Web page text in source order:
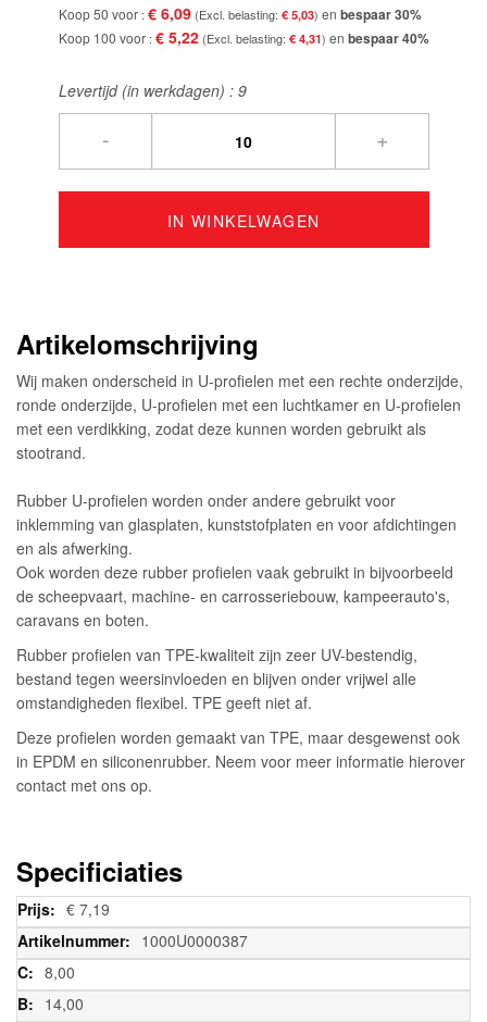
Koop 50 voor € 6,09 € 5,03 en bespaar30%
Koop 100 voor € 5,22 € 4,31 en bespaar40%
Levertijd (in werkdagen) : 9
- +
IN WINKELWAGEN
Artikelomschrijving
Wij maken onderscheid in U-profielen met een rechte onderzijde,
ronde onderzijde, U-profielen met een luchtkamer en U-profielen
met een verdikking, zodat deze kunnen worden gebruikt als
stootrand.
Rubber U-profielen worden onder andere gebruikt voor
inklemming van glasplaten, kunststofplaten en voor afdichtingen
en als afwerking.
Ook worden deze rubber profielen vaak gebruikt in bijvoorbeeld
de scheepvaart, machine- en carrosseriebouw, kampeerauto's,
caravans en boten.
Rubber profielen van TPE-kwaliteit zijn zeer UV-bestendig,
bestand tegen weersinvloeden en blijven onder vrijwel alle
omstandigheden flexibel. TPE geeft niet af.
Deze profielen worden gemaakt van TPE, maar desgewenst ook
in EPDM en siliconenrubber. Neem voor meer informatie hierover
contact met ons op.
Specificiaties
Meer
informatie
€ 7,19
1000U0000387
8,00
14,00